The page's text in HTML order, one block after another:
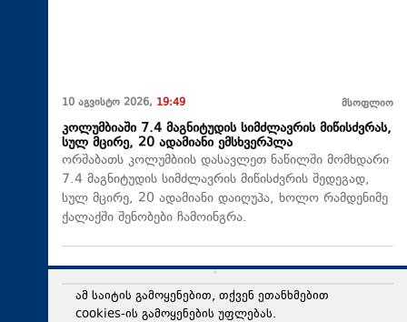
10 აგვისტო 2026, 19:49 მსოფლიო
კოლუმბიაში 7.4 მაგნიტუდის სიმძლავრის მიწისძვრას,
სულ მცირე, 20 ადამიანი ემსხვერპლა
ორშაბათს კოლუმბიის დასავლეთ ნაწილში მომხდარი
7.4 მაგნიტუდის სიმძლავრის მიწისძვრის შედეგად,
სულ მცირე, 20 ადამიანი დაიღუპა, ხოლო რამდენიმე
ქალაქში შენობები ჩამოინგრა.
ამ საიტის გამოყენებით, თქვენ ეთანხმებით
cookies-ის გამოყენების უფლებას.